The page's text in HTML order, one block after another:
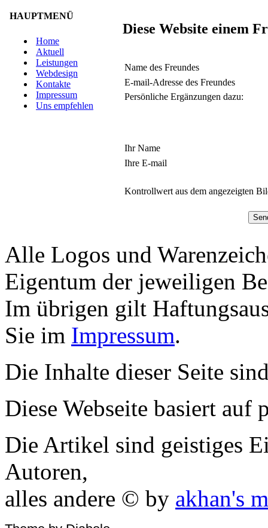
HAUPTMENÜ
Home
Aktuell
Leistungen
Webdesign
Kontakte
Impressum
Uns empfehlen
Diese Website einem
Name des Freundes
E-mail-Adresse des Freundes
Persönliche Ergänzungen dazu:
Ihr Name
Ihre E-mail
Kontrollwert aus dem angezeigten
Alle Logos und
Eigentum der jeweiligen
Im übrigen gilt
Sie im Impressum.
Die Inhalte dieser Seite
Diese Webseite basiert auf
Die Artikel sind geistiges
Autoren,
alles andere © by akhan's